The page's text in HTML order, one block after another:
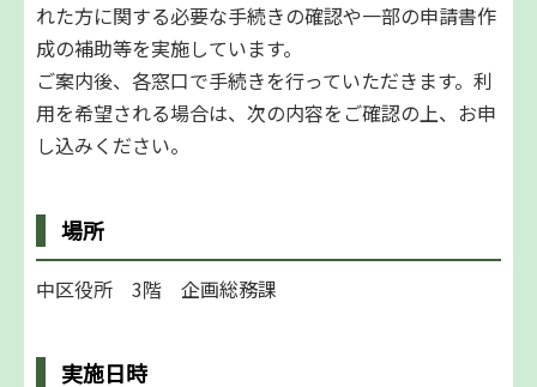
れた方に関する必要な手続きの確認や一部の申請書作
成の補助等を実施しています。
ご案内後、各窓口で手続きを行っていただきます。利
用を希望される場合は、次の内容をご確認の上、お申
し込みください。
場所
中区役所 3階 企画総務課
実施日時